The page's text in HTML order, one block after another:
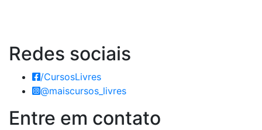
Redes sociais
/CursosLivres
@maiscursos_livres
Entre em contato